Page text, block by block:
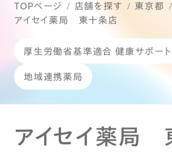
TOPページ 店舗を探す 東京都
アイセイ薬局 東十条店
厚生労働省基準適合 健康サポー
地域連携薬局
アイセイ薬局